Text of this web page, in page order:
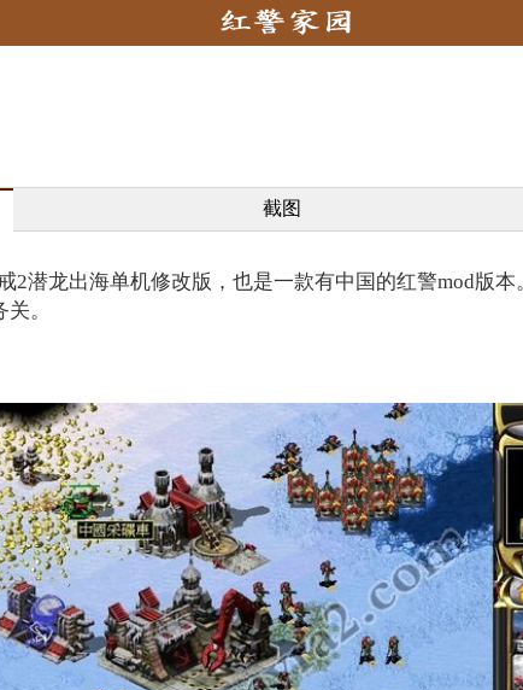
截图
龙出海单机修改版，也是一款有中国的红警mod版
。